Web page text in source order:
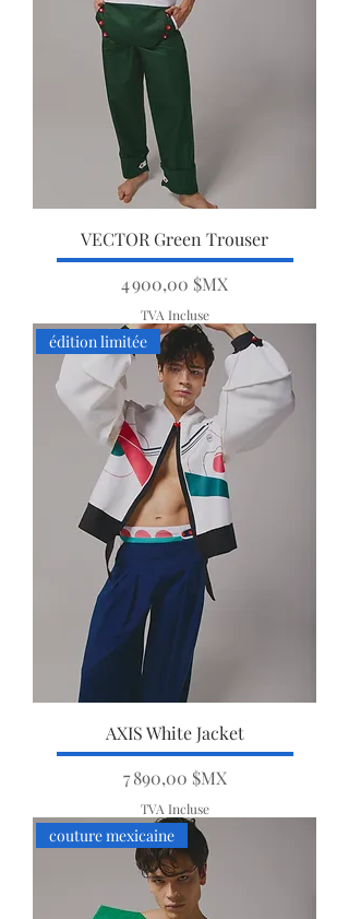
VECTOR Green Trouser
Prix
4 900,00 $MX
TVA Incluse
édition limitée
AXIS White Jacket
Prix
7 890,00 $MX
TVA Incluse
couture mexicaine